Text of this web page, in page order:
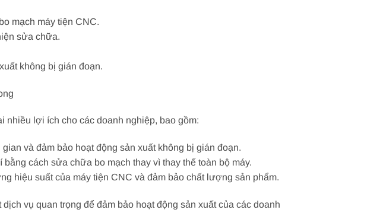
mạch máy tiện CNC.
sửa chữa.
không bị gián đoạn.
nhiều lợi ích cho các doanh nghiệp, bao gồm:
và đảm bảo hoạt động sản xuất không bị gián đoạn.
cách sửa chữa bo mạch thay vì thay thế toàn bộ máy.
hiệu suất của máy tiện CNC và đảm bảo chất lượng sản phẩm.
vụ quan trọng để đảm bảo hoạt động sản xuất của các doanh